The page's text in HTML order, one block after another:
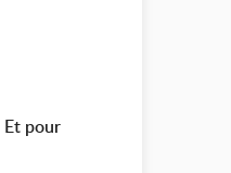
Et pour